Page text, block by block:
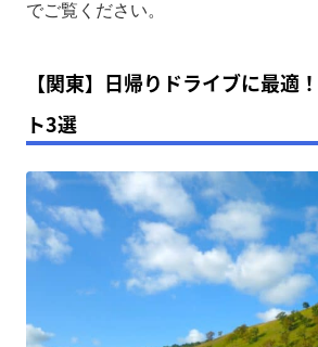
でご覧ください。
【関東】日帰りドライブに最適
ト3選